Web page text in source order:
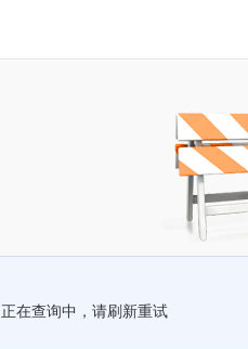
正在查询中，请刷新重试